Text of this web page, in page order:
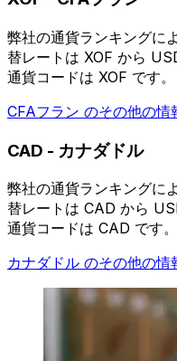
弊社の通貨ランキングに
替レートは XOF から
通貨コードは XOF です
CFAフラン のその他の情
CAD - カナダドル
弊社の通貨ランキングに
替レートは CAD から
通貨コードは CAD です
カナダドル のその他の情